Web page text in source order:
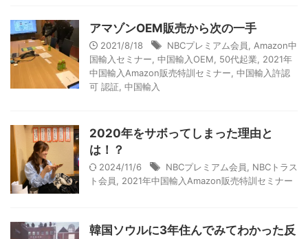
アマゾンOEM販売から次の一手
2021/8/18 NBCプレミアム会員
Amazon中
国輸入セミナー 中国輸入OEM 50代起業
2021年
中国輸入Amazon販売特訓セミナー 中国輸入許認
可 認証 中国輸入
2020年をサボってしまった理由と
は！？
2024/11/6 NBCプレミアム会員
NBCトラス
ト会員
2021年中国輸入Amazon販売特訓セミナー
韓国ソウルに3年住んでみてわかった反